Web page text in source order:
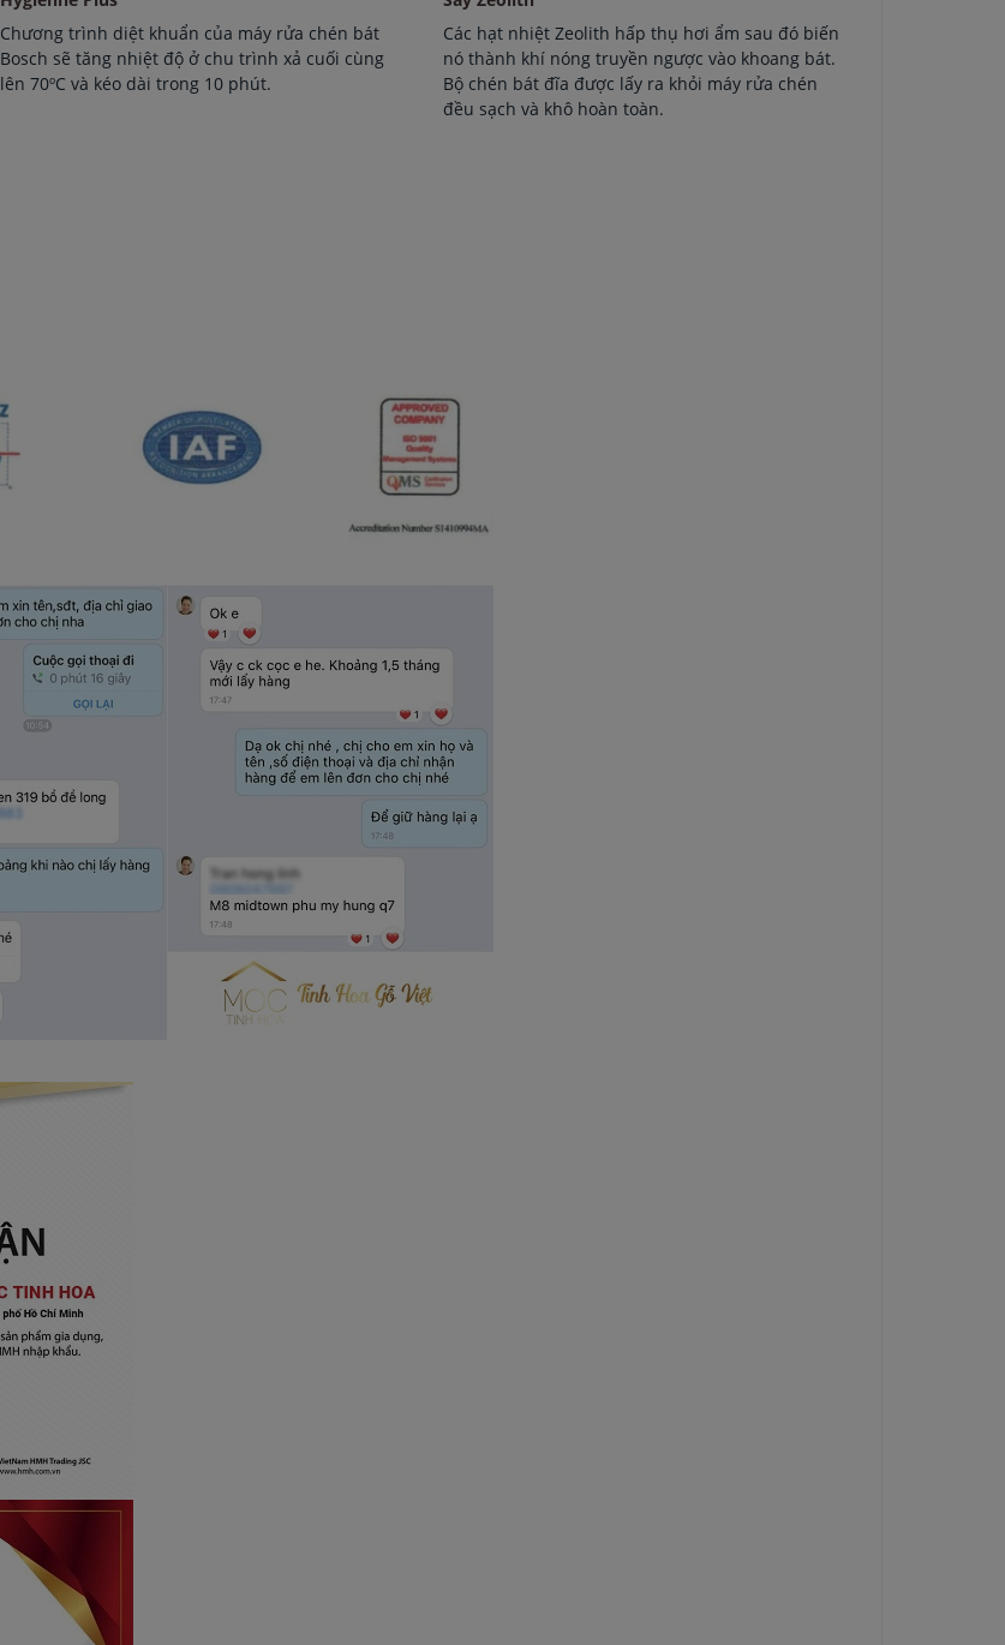
Chương trình diệt khuẩn của máy rửa chén bát
Bosch sẽ tăng nhiệt độ ở chu trình xả cuối cùng
lên 70ºC và kéo dài trong 10 phút.
Các hạt nhiệt Zeolith hấp thụ hơi ẩm sau đó biến
nó thành khí nóng truyền ngược vào khoang bát.
Bộ chén bát đĩa được lấy ra khỏi máy rửa chén
đều sạch và khô hoàn toàn.